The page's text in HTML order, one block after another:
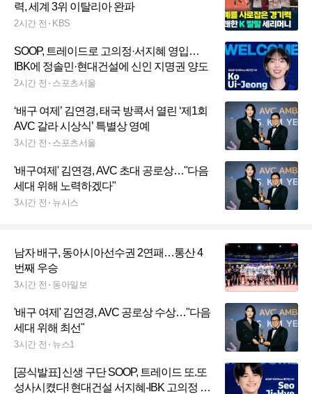
력, 세계 3위 이탈리아 완파
2시간 전 KBS
SOOP, 트레이드로 고의정·서지혜 영입…
IBK에 정솔민·현대건설에 신인 지명권 양도
2시간 전 스포츠서울
‘배구 여제’ 김연경, 태국 방콕서 열린 ‘제1회
AVC 갈라 시상식’ 특별상 영예
3시간 전 스포츠서울
'배구여제' 김연경, AVC 초대 공로상…"다음
세대 위해 노력하겠다"
3시간 전 뉴시스
남자 배구, 동아시아선수권 2연패…통산 4
번째 우승
3시간 전 동아일보
'배구 여제' 김연경, AVC 공로상 수상…"다음
세대 위해 최선"
3시간 전 뉴스1
[공식발표] 신생 구단 SOOP, 트레이드 또.또
성사시켰다! 현대건설 서지혜-IBK 고의정 추